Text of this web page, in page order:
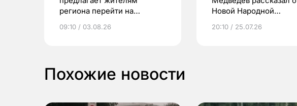
региона перейти на
выиграть призы
09:10 / 03.08.26
Новой Народной
20:10 / 25.07.26
Похожие новости